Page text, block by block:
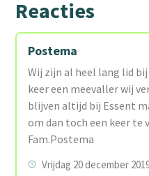
Reacties
Postema
Wij zijn al heel lang lid
keer een meevaller wij
blijven altijd bij Essent
om dan toch een keer te
Fam.Postema
Vrijdag 20 december